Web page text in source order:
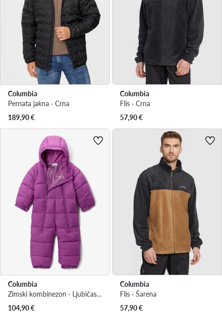
Columbia
Pernata jakna · Crna
189,90€
Columbia
Flis · Crna
57,90€
Columbia
Zimski kombinezon · Ljubičasta
104,90€
Columbia
Flis · Šarena
57,90€